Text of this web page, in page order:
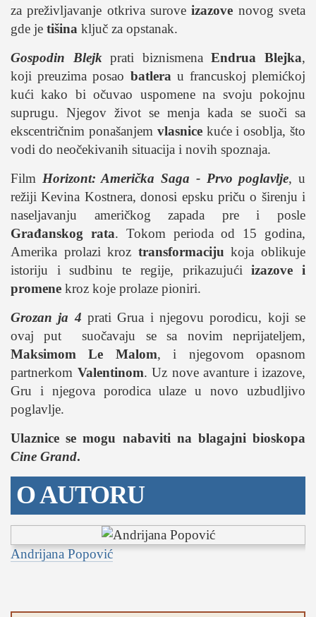
zdravlje
it
kolumna
sdl podkast
STUDENTSKI DNEVNI LIST
o nama
impresum
kontakt
za preživljavanje otkriva suroveizazove novog sveta
gde je tišina ključ za opstanak.
Gospodin Blejk prati biznismenaEndrua Blejka,
koji preuzima posao batlera u francuskoj plemićkoj
kući kako bi očuvao uspomene na svoju pokojnu
suprugu. Njegov život se menja kada se suoči sa
ekscentričnim ponašanjem vlasnicekuće i osoblja, što
vodi do neočekivanih situacija i novih spoznaja.
Film Horizont: Američka Saga - Prvo poglavlje, u
režiji Kevina Kostnera, donosi epsku priču o širenju i
naseljavanju američkog zapada pre i posle
Građanskog rata. Tokom perioda od 15 godina,
Amerika prolazi kroz transformaciju koja oblikuje
istoriju i sudbinu te regije, prikazujućiizazove i
promene kroz koje prolaze pioniri.
Grozan ja 4 prati Grua i njegovu porodicu, koji se
ovaj put suočavaju se sa novim neprijateljem,
Maksimom Le Malom, i njegovom opasnom
partnerkom Valentinom. Uz nove avanture i izazove,
Gru i njegova porodica ulaze u novo uzbudljivo
poglavlje.
Ulaznice se mogu nabaviti na blagajni bioskopa
Cine Grand.
O AUTORU
Andrijana Popović